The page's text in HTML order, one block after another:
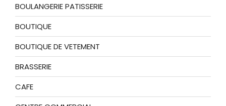
BOULANGERIE PATISSERIE
BOUTIQUE
BOUTIQUE DE VETEMENT
BRASSERIE
CAFE